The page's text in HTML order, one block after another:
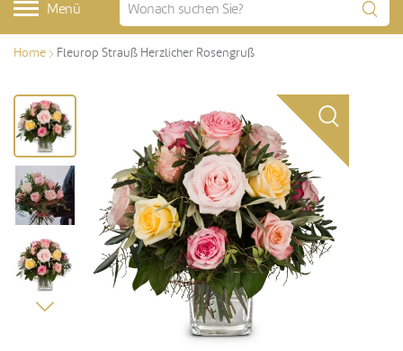
Menü
Home Fleurop Strauß Herzlicher Rosengruß